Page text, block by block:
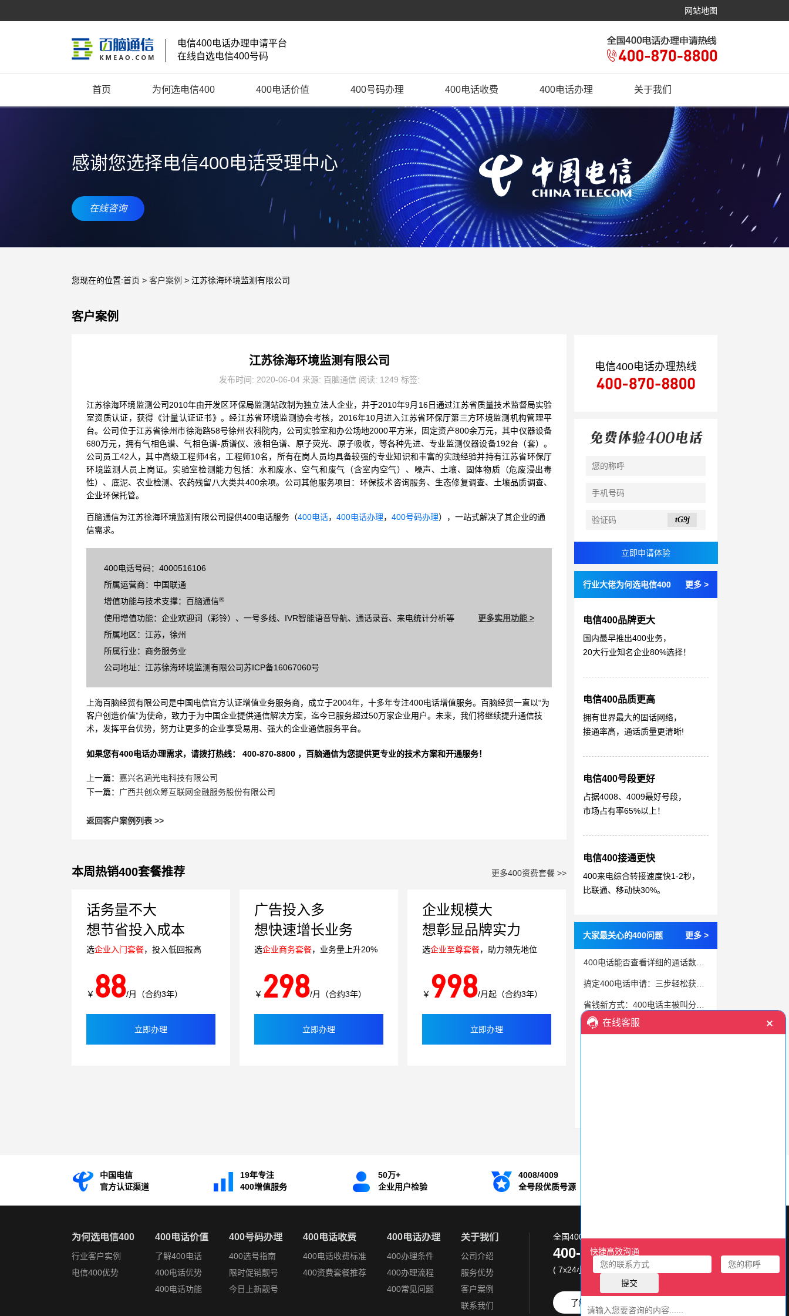
网站地图
电信400电话办理申请平台
在线自选电信400号码
首页 为何选电信400 400电话价值 400号码办理 400电话收费 400电话办理 关于我们
感谢您选择电信400电话受理中心
在线咨询
您现在的位置:首页 > 客户案例 > 江苏徐海环境监测有限公司
客户案例
江苏徐海环境监测有限公司
发布时间: 2020-06-04 来源: 百脑通信 阅读: 1249 标签:
江苏徐海环境监测公司2010年由开发区环保局监测站改制为独立法人企业，并于2010年9月16日通过江苏省质量技术监督局实验
室资质认证，获得《计量认证证书》。经江苏省环境监测协会考核，2016年10月进入江苏省环保厅第三方环境监测机构管理平
台。公司位于江苏省徐州市徐海路58号徐州农科院内，公司实验室和办公场地2000平方米，固定资产800余万元，其中仪器设备
680万元，拥有气相色谱、气相色谱-质谱仪、液相色谱、原子荧光、原子吸收，等各种先进、专业监测仪器设备192台（套）。
公司员工42人，其中高级工程师4名，工程师10名，所有在岗人员均具备较强的专业知识和丰富的实践经验并持有江苏省环保厅
环境监测人员上岗证。实验室检测能力包括：水和废水、空气和废气（含室内空气）、噪声、土壤、固体物质（危废浸出毒
性）、底泥、农业检测、农药残留八大类共400余项。公司其他服务项目：环保技术咨询服务、生态修复调查、土壤品质调查、
企业环保托管。
百脑通信为江苏徐海环境监测有限公司提供400电话服务（400电话， 400电话办理， 400号码办理），一站式解决了其企业的通
信需求。
400电话号码：4000516106
所属运营商：中国联通
增值功能与技术支撑：百脑通信®
使用增值功能：企业欢迎词（彩铃）、一号多线、IVR智能语音导航、通话录音、来电统计分析等
更多实用功能 >
所属地区：江苏，徐州
所属行业：商务服务业
公司地址：江苏徐海环境监测有限公司苏ICP备16067060号
上海百脑经贸有限公司是中国电信官方认证增值业务服务商，成立于2004年，十多年专注400电话增值服务。百脑经贸一直以“为
客户创造价值”为使命，致力于为中国企业提供通信解决方案，迄今已服务超过50万家企业用户。未来，我们将继续提升通信技
术，发挥平台优势，努力让更多的企业享受易用、强大的企业通信服务平台。
如果您有400电话办理需求，请拨打热线： 400-870-8800 ， 百脑通信为您提供更专业的技术方案和开通服务！
上一篇： 嘉兴名涵光电科技有限公司
下一篇： 广西共创众筹互联网金融服务股份有限公司
返回客户案例列表 >>
本周热销400套餐推荐 更多400资费套餐 >>
话务量不大
想节省投入成本
选企业入门套餐，投入低回报高
￥ 88/月（合约3年）
立即办理
广告投入多
想快速增长业务
选企业商务套餐，业务量上升20%
￥ 298/月（合约3年）
立即办理
企业规模大
想彰显品牌实力
选企业至尊套餐，助力领先地位
￥ 998/月起（合约3年）
立即办理
电信400电话办理热线
tG9j
行业大佬为何选电信400 更多 >
电信400品牌更大
国内最早推出400业务，
20大行业知名企业80%选择！
电信400品质更高
拥有世界最大的固话网络，
接通率高，通话质量更清晰!
电信400号段更好
占据4008、4009最好号段，
市场占有率65%以上！
电信400接通更快
400来电综合转接速度快1-2秒，
比联通、移动快30%。
大家最关心的400问题 更多 >
中国电信
官方认证渠道
19年专注
400增值服务
50万+
企业用户检验
4008/4009
全号段优质号源
为何选电信400
行业客户实例
电信400优势
400电话价值
了解400电话
400电话优势
400电话功能
400号码办理
400选号指南
限时促销靓号
今日上新靓号
400电话收费
400电话收费标准
400资费套餐推荐
400电话办理
400办理条件
400办理流程
400常见问题
关于我们
公司介绍
服务优势
客户案例
联系我们
全国400电话服务热线:
400-870-8800
( 7x24小时 )
了解更多